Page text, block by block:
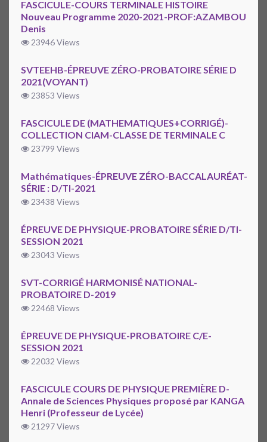
FASCICULE-COURS TERMINALE HISTOIRE
Nouveau Programme 2020-2021-PROF:AZAMBOU
Denis
23946 Views
SVTEEHB-ÉPREUVE ZÉRO-PROBATOIRE SÉRIE D
2021(VOYANT)
23853 Views
FASCICULE DE (MATHEMATIQUES+CORRIGÉ)-
COLLECTION CIAM-CLASSE DE TERMINALE C
23799 Views
Mathématiques-ÉPREUVE ZÉRO-BACCALAURÉAT-
SÉRIE : D/TI-2021
23438 Views
ÉPREUVE DE PHYSIQUE-PROBATOIRE SÉRIE D/TI-
SESSION 2021
23043 Views
SVT-CORRIGÉ HARMONISÉ NATIONAL-
PROBATOIRE D-2019
22468 Views
ÉPREUVE DE PHYSIQUE-PROBATOIRE C/E-
SESSION 2021
22032 Views
FASCICULE COURS DE PHYSIQUE PREMIÈRE D-
Annale de Sciences Physiques proposé par KANGA
Henri (Professeur de Lycée)
21297 Views